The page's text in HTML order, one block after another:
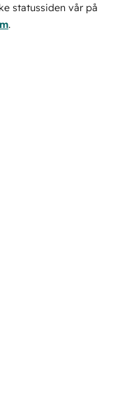
statussiden vår på
.